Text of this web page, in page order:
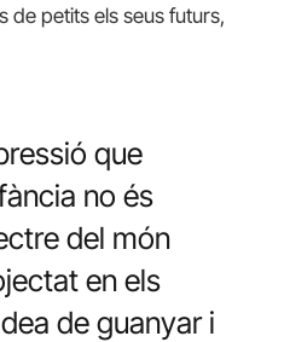
de petits els seus futurs,
que
no és
del món
en els
de guanyar i